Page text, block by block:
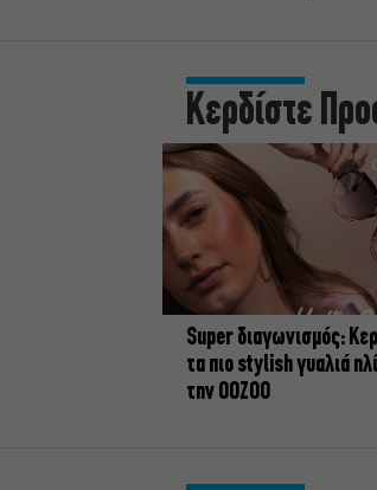
Κερδίστε
Super διαγωνισμός:
τα πιο stylish γυαλιά
την OOZOO